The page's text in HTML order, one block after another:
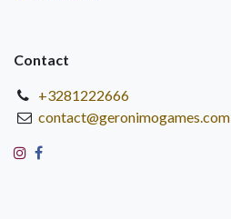
Contact
+3281222666
contact@geronimogames.com